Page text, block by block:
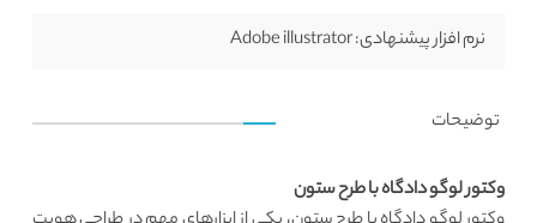
نرم افزار پیشنهادی:
توضیحات
وکتور لوگو دادگاه با طرح ستون